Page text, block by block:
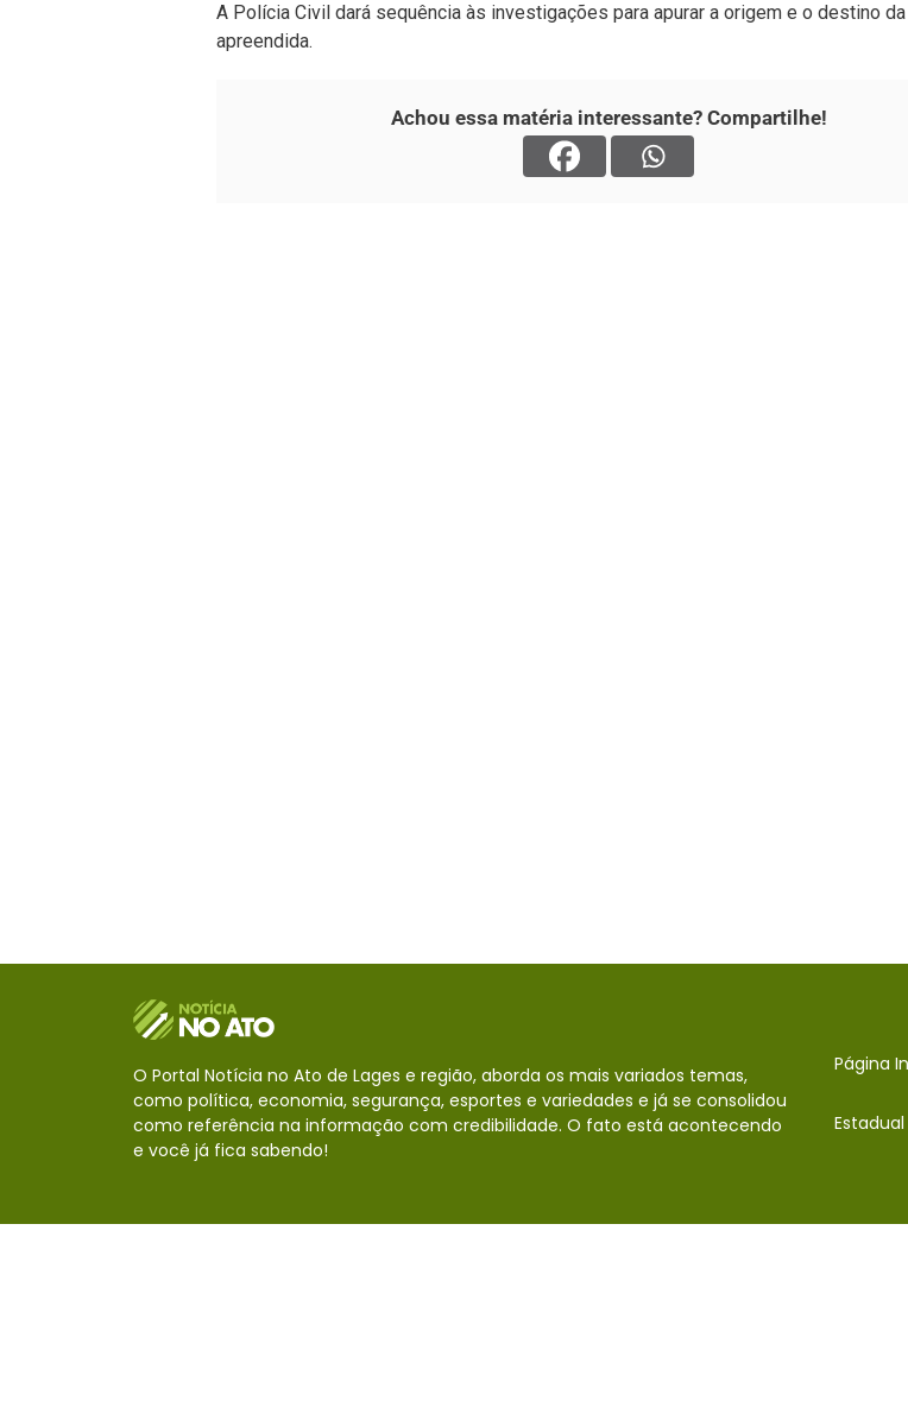
A Polícia Civil dará sequência às investigações para apurar a origem e o destino
apreendida.
Achou essa matéria interessante? Compartilhe!